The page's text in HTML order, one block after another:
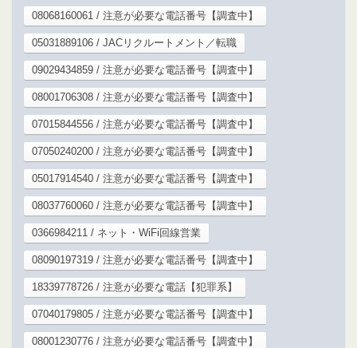
08068160061 / 注意が必要な電話番号【調査中】
05031889106 / JACリクルートメント／転職
09029434859 / 注意が必要な電話番号【調査中】
08001706308 / 注意が必要な電話番号【調査中】
07015844556 / 注意が必要な電話番号【調査中】
07050240200 / 注意が必要な電話番号【調査中】
05017914540 / 注意が必要な電話番号【調査中】
08037760060 / 注意が必要な電話番号【調査中】
0366984211 / ネット・WiFi回線営業
08090197319 / 注意が必要な電話番号【調査中】
18339778726 / 注意が必要な電話【犯罪系】
07040179805 / 注意が必要な電話番号【調査中】
08001230776 / 注意が必要な電話番号【調査中】